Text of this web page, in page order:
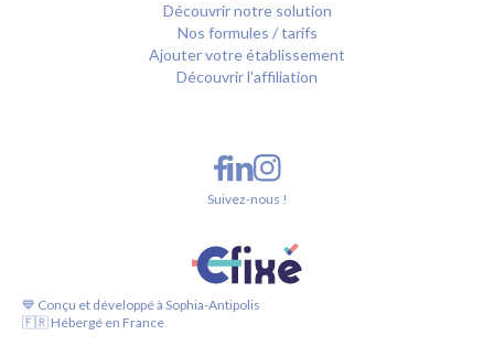
Découvrir notre solution
Nos formules / tarifs
Ajouter votre établissement
Découvrir l'affiliation
💙 Conçu et développé à Sophia-Antipolis
🇫🇷 Hébergé en France
Suivez-nous !